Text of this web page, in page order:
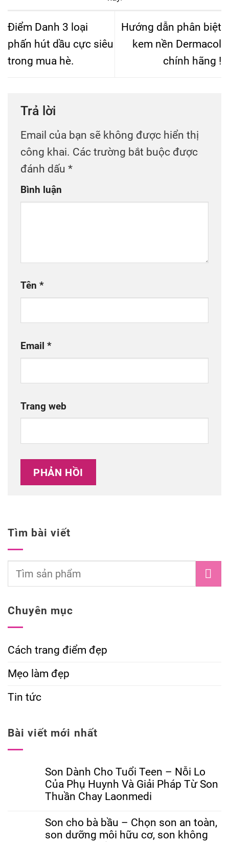
Điểm Danh 3 loại
phấn hút dầu cực siêu
trong mua hè.
Hướng dẫn phân biệt
kem nền Dermacol
chính hãng !
Trả lời
Email của bạn sẽ không được hiển thị
công khai. Các trường bắt buộc được
đánh dấu *
Bình luận
Tên *
Email *
Trang web
Tìm bài viết
Chuyên mục
Cách trang điểm đẹp
Mẹo làm đẹp
Tin tức
Bài viết mới nhất
Son Dành Cho Tuổi Teen – Nỗi Lo
Của Phụ Huynh Và Giải Pháp Từ Son
Thuần Chay Laonmedi
Son cho bà bầu – Chọn son an toàn,
son dưỡng môi hữu cơ, son không